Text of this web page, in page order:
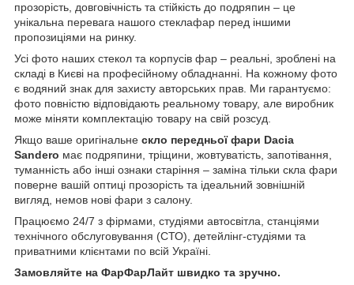
прозорість, довговічність та стійкість до подряпин – це
унікальна перевага нашого стеклафар перед іншими
пропозиціями на ринку.
Усі фото наших стекол та корпусів фар – реальні, зроблені на
складі в Києві на професійному обладнанні. На кожному фото
є водяний знак для захисту авторських прав. Ми гарантуємо:
фото повністю відповідають реальному товару, але виробник
може міняти комплектацію товару на свій розсуд.
Якщо ваше оригінальне скло передньої фари Dacia
Sandero має подряпини, тріщини, жовтуватість, запотівання,
туманність або інші ознаки старіння – заміна тільки скла фари
поверне вашій оптиці прозорість та ідеальний зовнішній
вигляд, немов нові фари з салону.
Працюємо 24/7 з фірмами, студіями автосвітла, станціями
технічного обслуговування (СТО), детейлінг-студіями та
приватними клієнтами по всій Україні.
Замовляйте на ФарФарЛайт швидко та зручно.